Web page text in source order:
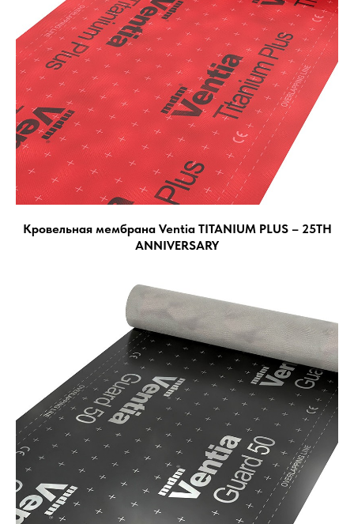
Кровельная мембрана Ventia TITANIUM PLUS – 25TH
ANNIVERSARY